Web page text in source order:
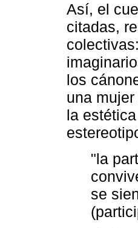
Así, el
citadas,
los
una
la
"la
se